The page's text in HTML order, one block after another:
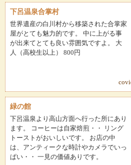
下呂温泉合掌村
世界遺産の白川村から移築された合掌家
屋がとても魅力的です。 中に上がる事
が出来てとても良い雰囲気ですよ。 大
人（高校生以上） 800円
緑の館
下呂温泉より高山方面へ行った所にあり
ます。 コーヒーは自家焙煎・・ リング
トーストがおいしいです。 お店の中
は、アンティークな時計やカメラでいっ
ぱい・・ 一見の価値ありです。